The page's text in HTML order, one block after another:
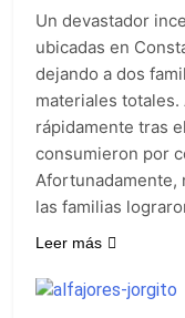
Un devastador
ubicadas en
dejando a dos
materiales
rápidamente tras
consumieron por
Afortunadamente,
las familias
Leer más